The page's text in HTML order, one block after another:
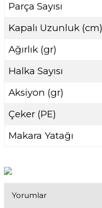
Parça Sayısı
Kapalı Uzunluk (cm)
Ağırlık (gr)
Halka Sayısı
Aksiyon (gr)
Çeker (PE)
Makara Yatağı
Yorumlar